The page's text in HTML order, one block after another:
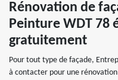
Rénovation de
Peinture WDT 78
gratuitement
Pour tout type de façade,
à contacter pour une